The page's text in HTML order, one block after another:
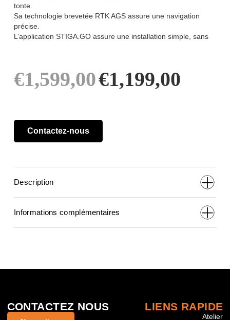
tonte.
Sa technologie brevetée RTK AGS assure une navigation
précise.
L’application STIGA.GO assure une installation simple, sans
€1,599,00Le
initial
était :
€1,599,00.
€1,199,00
est :
Contactez-nous
Description
Informations complémentaires
CONTACTEZ NOUS LIENS RAPIDE
Atelier